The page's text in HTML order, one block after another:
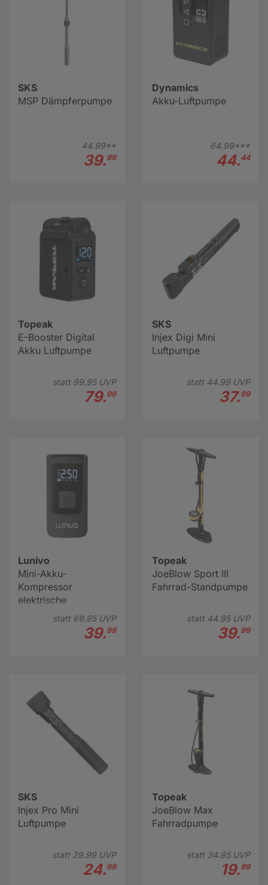
SKS
MSP Dämpferpumpe
44.99**
39.99
Dynamics
Akku-Luftpumpe
64.99***
44.44
Topeak
E-Booster Digital
Akku Luftpumpe
statt 99.95UVP
79.99
SKS
Injex Digi Mini
Luftpumpe
statt 44.99UVP
37.99
Lunivo
Mini-Akku-
Kompressor
elektrische
Fahrradpumpe
statt 69.95UVP
39.99
Topeak
JoeBlow Sport III
Fahrrad-Standpumpe
statt 44.95UVP
39.99
SKS
Injex Pro Mini
Luftpumpe
statt 29.99UVP
24.99
Topeak
JoeBlow Max
Fahrradpumpe
statt 34.95UVP
19.99